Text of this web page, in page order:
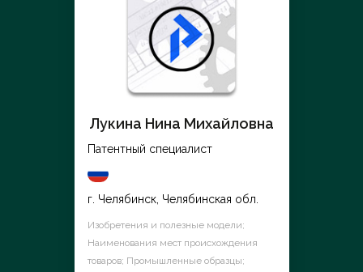
Лукина Нина Михайловна
Патентный специалист
г. Челябинск, Челябинская обл.
Изобретения и полезные модели;
Наименования мест происхождения
товаров; Промышленные образцы;